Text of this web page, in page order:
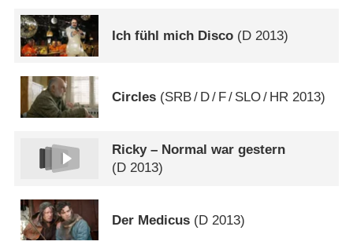
Ich fühl mich Disco (D 2013)
Circles (SRB/ D/ F/ SLO/ HR 2013)
Ricky – Normal war gestern
(D 2013)
Der Medicus (D 2013)